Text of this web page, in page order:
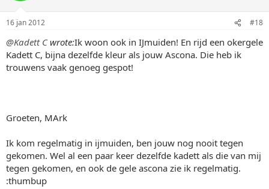
16 jan 2012 #18
@Kadett Cwrote:Ik woon ook in IJmuiden! En rijd een okergele
Kadett C, bijna dezelfde kleur als jouw Ascona. Die heb ik
trouwens vaak genoeg gespot!
Groeten, MArk
Ik kom regelmatig in ijmuiden, ben jouw nog nooit tegen
gekomen. Wel al een paar keer dezelfde kadett als die van mij
tegen gekomen, en ook de gele ascona zie ik regelmatig.
:thumbup